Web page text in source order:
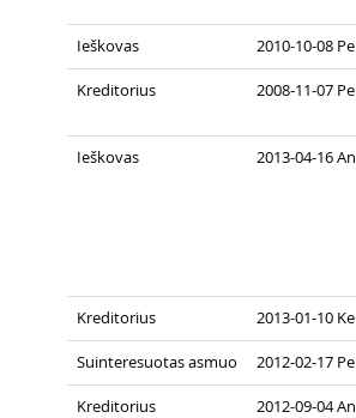
Ieškovas 2010-10-08 Pe
Kreditorius 2008-11-07 Pe
Ieškovas 2013-04-16 An
Kreditorius 2013-01-10 Ke
Suinteresuotas asmuo 2012-02-17 Pe
Kreditorius 2012-09-04 An